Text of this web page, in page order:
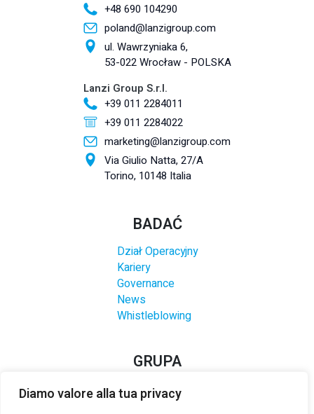
Diamo valore alla tua privacy
+48 690 104290
poland@lanzigroup.com
ul. Wawrzyniaka 6,
53-022 Wrocław - POLSKA
Lanzi Group S.r.l.
+39 011 2284011
+39 011 2284022
marketing@lanzigroup.com
Via Giulio Natta, 27/A
Torino, 10148 Italia
BADAĆ
Dział Operacyjny
Kariery
Governance
News
Whistleblowing
GRUPA